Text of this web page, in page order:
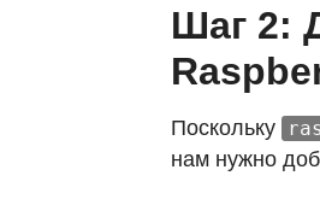
Шаг 2:
Поскольку
нам нужно